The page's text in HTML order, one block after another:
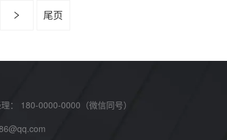
尾页
： 180-0000-0000（微信同号）